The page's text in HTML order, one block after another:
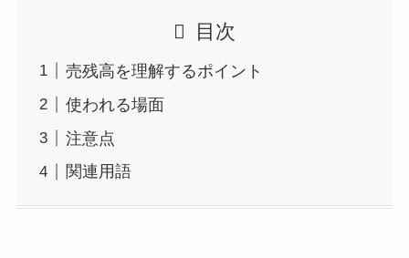
目次
売残高を理解するポイント
使われる場面
注意点
関連用語